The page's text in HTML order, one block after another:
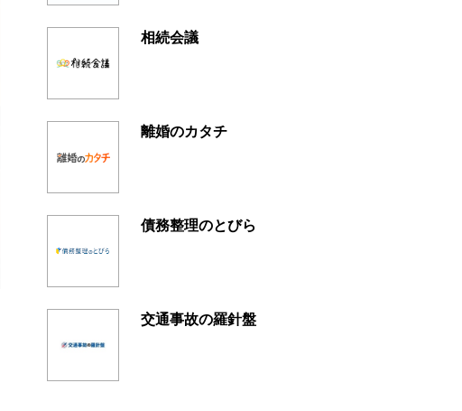
相続会議
離婚のカタチ
債務整理のとびら
交通事故の羅針盤